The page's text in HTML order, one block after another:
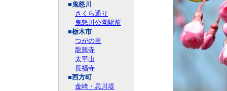
■鬼怒川
さくら通り
鬼怒川公園駅前
■栃木市
つがの里
龍興寺
太平山
長福寺
■西方町
金崎・思川堤